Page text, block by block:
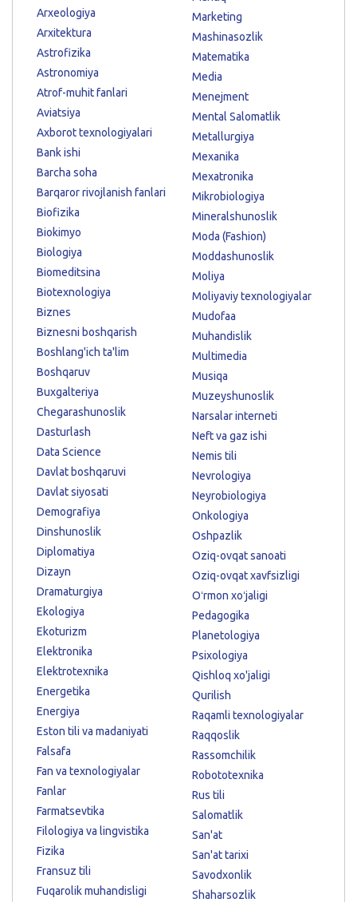
Arxeologiya
Arxitektura
Astrofizika
Astronomiya
Atrof-muhit fanlari
Aviatsiya
Axborot texnologiyalari
Bank ishi
Barcha soha
Barqaror rivojlanish fanlari
Biofizika
Biokimyo
Biologiya
Biomeditsina
Biotexnologiya
Biznes
Biznesni boshqarish
Boshlang'ich ta'lim
Boshqaruv
Buxgalteriya
Chegarashunoslik
Dasturlash
Data Science
Davlat boshqaruvi
Davlat siyosati
Demografiya
Dinshunoslik
Diplomatiya
Dizayn
Dramaturgiya
Ekologiya
Ekoturizm
Elektronika
Elektrotexnika
Energetika
Energiya
Eston tili va madaniyati
Falsafa
Fan va texnologiyalar
Fanlar
Farmatsevtika
Filologiya va lingvistika
Fizika
Fransuz tili
Fuqarolik muhandisligi
Marketing
Mashinasozlik
Matematika
Media
Menejment
Mental Salomatlik
Metallurgiya
Mexanika
Mexatronika
Mikrobiologiya
Mineralshunoslik
Moda (Fashion)
Moddashunoslik
Moliya
Moliyaviy texnologiyalar
Mudofaa
Muhandislik
Multimedia
Musiqa
Muzeyshunoslik
Narsalar interneti
Neft va gaz ishi
Nemis tili
Nevrologiya
Neyrobiologiya
Onkologiya
Oshpazlik
Oziq-ovqat sanoati
Oziq-ovqat xavfsizligi
Oʻrmon xoʻjaligi
Pedagogika
Planetologiya
Psixologiya
Qishloq xo'jaligi
Qurilish
Raqamli texnologiyalar
Raqqoslik
Rassomchilik
Robototexnika
Rus tili
Salomatlik
San'at
San'at tarixi
Savodxonlik
Shaharsozlik